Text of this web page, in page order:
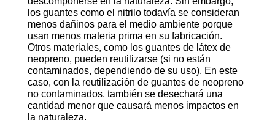
los guantes como el nitrilo todavía se consideran
menos dañinos para el medio ambiente porque
usan menos materia prima en su fabricación.
Otros materiales, como los guantes de látex de
neopreno, pueden reutilizarse (si no están
contaminados, dependiendo de su uso). En este
caso, con la reutilización de guantes de neopreno
no contaminados, también se desechará una
cantidad menor que causará menos impactos en
la naturaleza.